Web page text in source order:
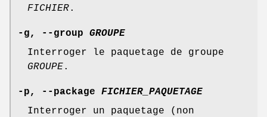
FICHIER.
-g, --group GROUPE
Interroger le paquetage de groupe
GROUPE.
-p, --package FICHIER_PAQUETAGE
Interroger un paquetage (non